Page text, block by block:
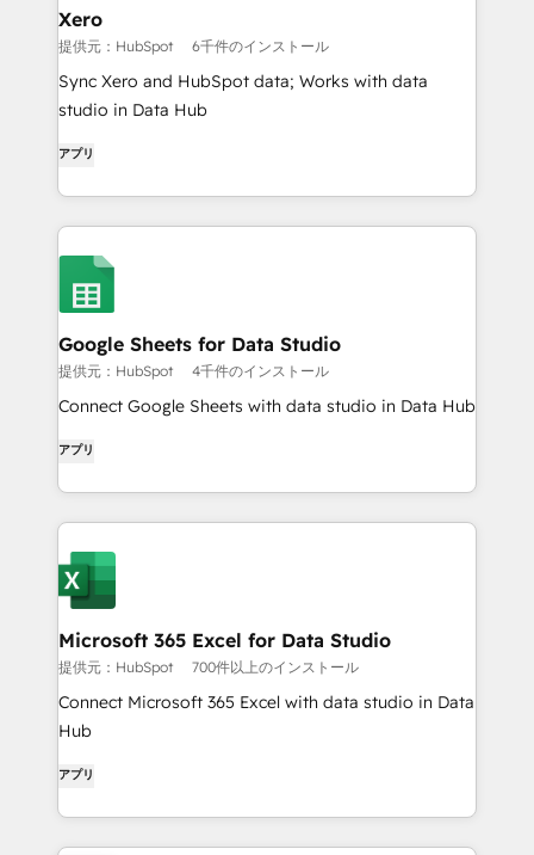
Xero
提供元：HubSpot 6千件のインストール
Sync Xero and HubSpot data; Works with data
studio in Data Hub
アプリ
Google Sheets for Data Studio
提供元：HubSpot 4千件のインストール
Connect Google Sheets with data studio in Data Hub
アプリ
Microsoft 365 Excel for Data Studio
提供元：HubSpot 700件以上のインストール
Connect Microsoft 365 Excel with data studio in Data
Hub
アプリ